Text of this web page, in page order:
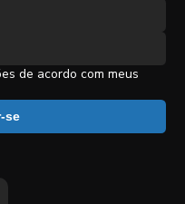
de acordo com meus
se